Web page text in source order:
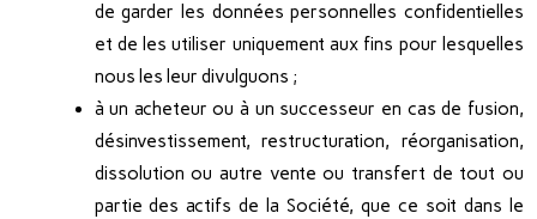
de garder les données personnelles confidentielles
et de les utiliser uniquement aux fins pour lesquelles
nous les leur divulguons ;
à un acheteur ou à un successeur en cas de fusion,
désinvestissement, restructuration, réorganisation,
dissolution ou autre vente ou transfert de tout ou
partie des actifs de la Société, que ce soit dans le